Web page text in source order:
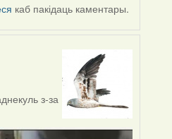
каб пакідаць каментары.
з-за